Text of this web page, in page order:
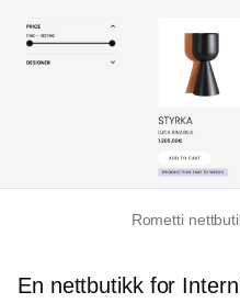
Rometti
En nettbutikk for